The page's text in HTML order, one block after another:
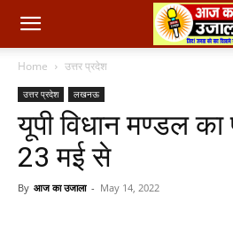
Home उत्तर प्रदेश
उत्तर प्रदेश लखनऊ
यूपी विधान मण्डल
23 मई से
By आज का उजाला - May 14, 2022